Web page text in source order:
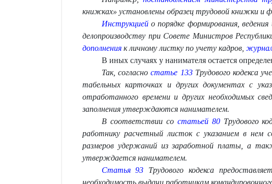
книжках» установлены образец трудовой книжки и
Инструкцией о порядке формирования,
делопроизводству при Совете Министров
дополнения к личному листку по учету кадров,
В иных случаях у нанимателя остается
Так, согласно статье 133 Трудового кодекса
табельных карточках и других документах с
отработанного времени и других необходимых
заполнения утверждаются нанимателем.
В соответствии со статьей 80 Трудового
работнику расчетный листок с указанием в нем
размеров удержаний из заработной платы, а
утверждается нанимателем.
Статья 93
Трудового кодекса
необходимость выдачи работникам